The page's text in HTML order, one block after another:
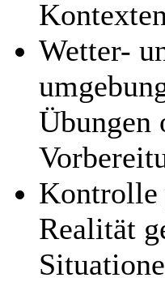
Kontexten
Wetter-
Übungen
Kontrolle
Realität